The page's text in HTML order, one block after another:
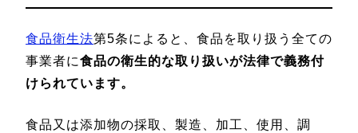
食品衛生法第5条によると、食品を取り扱う全ての
事業者に食品の衛生的な取り扱いが法律で義務付
けられています。
食品又は添加物の採取、製造、加工、使用、調